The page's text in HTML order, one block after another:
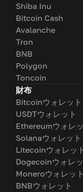
Shiba Inu
Bitcoin Cash
Avalanche
Tron
BNB
Polygon
Toncoin
財布
Bitcoinウォレット
USDTウォレット
Ethereumウォレ
Solanaウォレット
Litecoinウォレット
Dogecoinウォレ
Moneroウォレット
BNBウォレット